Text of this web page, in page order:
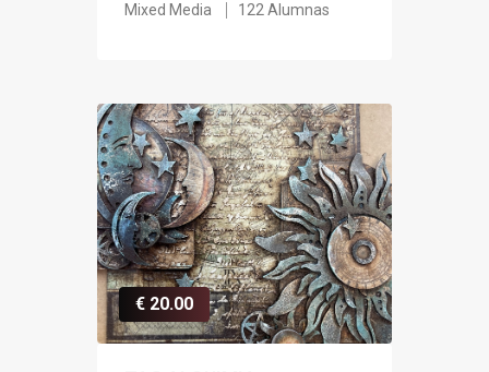
Mixed Media 122 Alumnas
€ 20.00